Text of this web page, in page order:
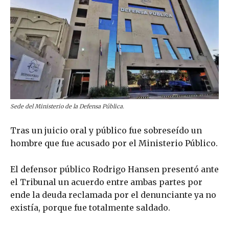
Sede del Ministerio de la Defensa Pública.
Tras un juicio oral y público fue sobreseído un
hombre que fue acusado por el Ministerio Público.
El defensor público Rodrigo Hansen presentó ante
el Tribunal un acuerdo entre ambas partes por
ende la deuda reclamada por el denunciante ya no
existía, porque fue totalmente saldado.